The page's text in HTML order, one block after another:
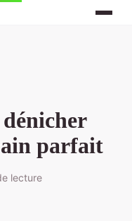
parfait
lecture